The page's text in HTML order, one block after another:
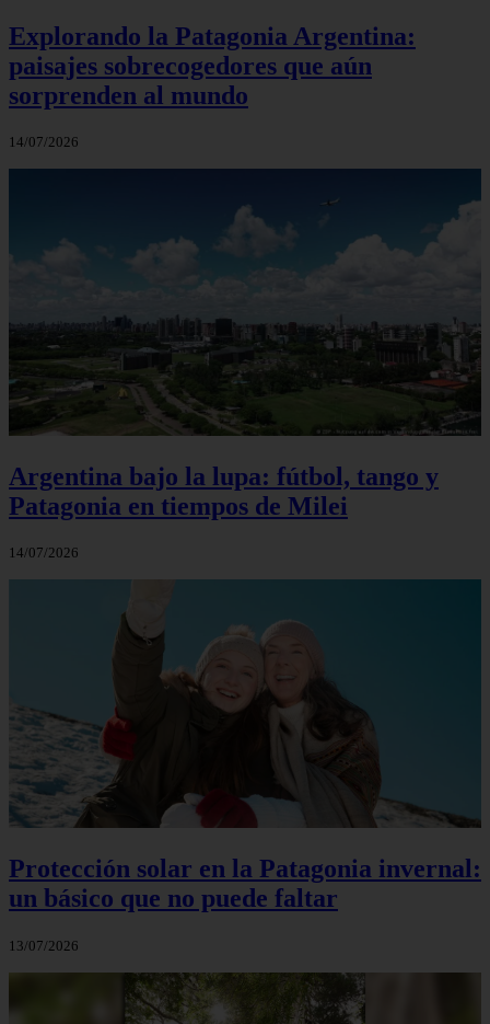
Explorando la Patagonia Argentina:
paisajes sobrecogedores que aún
sorprenden al mundo
14/07/2026
Argentina bajo la lupa: fútbol, tango y
Patagonia en tiempos de Milei
14/07/2026
Protección solar en la Patagonia invernal:
un básico que no puede faltar
13/07/2026